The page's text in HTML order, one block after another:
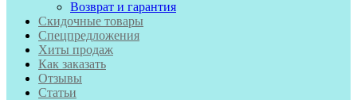
Возврат и гарантия
Скидочные товары
Спецпредложения
Хиты продаж
Как заказать
Отзывы
Статьи